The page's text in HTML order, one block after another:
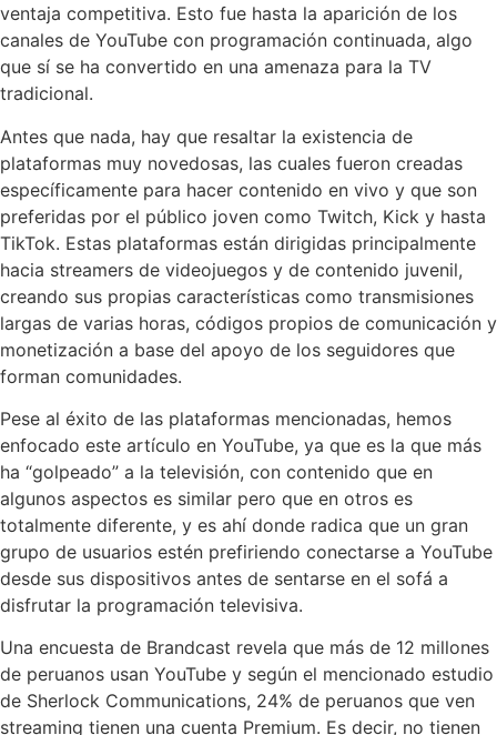
ventaja competitiva. Esto fue hasta la aparición de los
canales de YouTube con programación continuada, algo
que sí se ha convertido en una amenaza para la TV
tradicional.
Antes que nada, hay que resaltar la existencia de
plataformas muy novedosas, las cuales fueron creadas
específicamente para hacer contenido en vivo y que son
preferidas por el público joven como Twitch, Kick y hasta
TikTok. Estas plataformas están dirigidas principalmente
hacia streamers de videojuegos y de contenido juvenil,
creando sus propias características como transmisiones
largas de varias horas, códigos propios de comunicación y
monetización a base del apoyo de los seguidores que
forman comunidades.
Pese al éxito de las plataformas mencionadas, hemos
enfocado este artículo en YouTube, ya que es la que más
ha “golpeado” a la televisión, con contenido que en
algunos aspectos es similar pero que en otros es
totalmente diferente, y es ahí donde radica que un gran
grupo de usuarios estén prefiriendo conectarse a YouTube
desde sus dispositivos antes de sentarse en el sofá a
disfrutar la programación televisiva.
Una encuesta de Brandcast revela que más de 12 millones
de peruanos usan YouTube y según el mencionado estudio
de Sherlock Communications, 24% de peruanos que ven
streaming tienen una cuenta Premium. Es decir, no tienen